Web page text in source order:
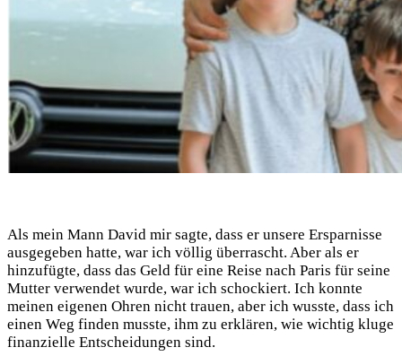
Als mein Mann David mir sagte, dass er unsere Ersparnisse
ausgegeben hatte, war ich völlig überrascht. Aber als er
hinzufügte, dass das Geld für eine Reise nach Paris für seine
Mutter verwendet wurde, war ich schockiert. Ich konnte
meinen eigenen Ohren nicht trauen, aber ich wusste, dass ich
einen Weg finden musste, ihm zu erklären, wie wichtig kluge
finanzielle Entscheidungen sind.